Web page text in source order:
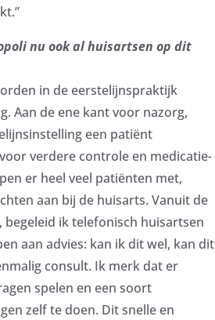
nu ook al huisartsen op dit
in de eerstelijnspraktijk
Aan de ene kant voor nazorg,
een patiënt
verdere controle en medicatie-
er heel veel patiënten met,
aan bij de huisarts. Vanuit de
begeleid ik telefonisch huisartsen
aan advies: kan ik dit wel, kan dit
consult. Ik merk dat er
spelen en een soort
zelf te doen. Dit snelle en